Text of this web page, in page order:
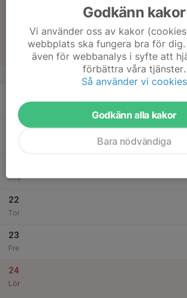
Friidrottsträning
Friidrottshallen/Campushallen
16:30
17:00
Föräldramöte
Friidrottshallen/Campushallen
v.51
Mån
Ons
22
Tor
23
Fre
24
Lör
Godkänn kakor
Vi använder oss av kakor
webbplats ska fungera bra för dig.
även för webbanalys i syfte att
förbättra våra tjänster.
Så använder vi cookies
Godkänn alla kakor
Bara nödvändiga